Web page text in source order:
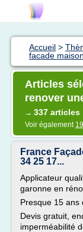
Accueil >
facade maison
Articles
renover
→ 337 articles
Voir également
France
34 25 17...
Applicateur
garonne en
Presque 15 ans
Devis gratuit,
imperméabilité